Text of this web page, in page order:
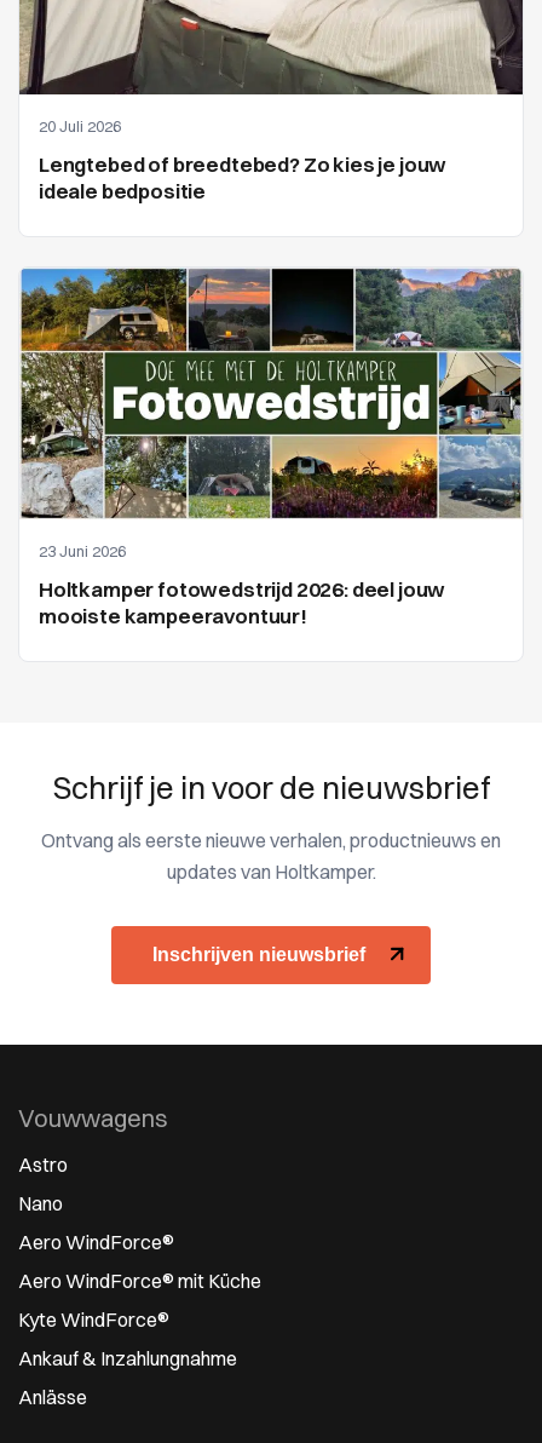
20 Juli 2026
Lengtebed of breedtebed? Zo kies je jouw
ideale bedpositie
23 Juni 2026
Holtkamper fotowedstrijd 2026: deel jouw
mooiste kampeeravontuur!
Schrijf je in voor de nieuwsbrief
Ontvang als eerste nieuwe verhalen, productnieuws en
updates van Holtkamper.
Inschrijven nieuwsbrief
Vouwwagens
Astro
Nano
Aero WindForce®
Aero WindForce® mit Küche
Kyte WindForce®
Ankauf & Inzahlungnahme
Anlässe